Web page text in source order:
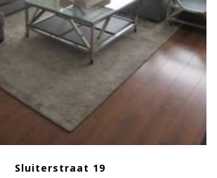
Sluiterstraat 19